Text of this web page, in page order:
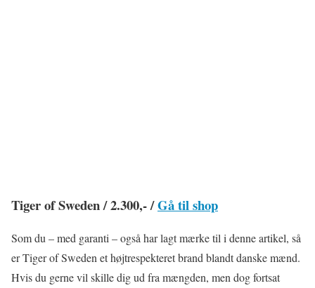
Tiger of Sweden / 2.300,- /Gå til shop
Som du – med garanti – også har lagt mærke til i denne artikel, så
er Tiger of Sweden et højtrespekteret brand blandt danske mænd.
Hvis du gerne vil skille dig ud fra mængden, men dog fortsat